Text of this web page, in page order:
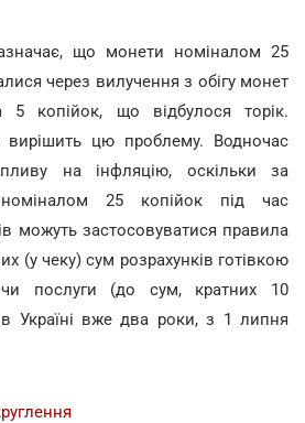
що монети номіналом 25
через вилучення з обігу монет
копійок, що відбулося торік.
вирішить цю проблему. Водночас
на інфляцію, оскільки за
номіналом 25 копійок під час
можуть застосовуватися правила
(у чеку) сум розрахунків готівкою
послуги (до сум, кратних 10
Україні вже два роки, з 1 липня